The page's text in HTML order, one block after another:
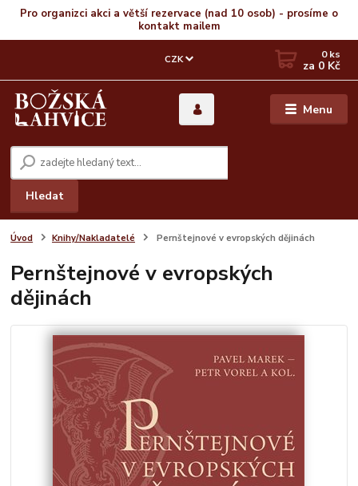
Pro organizci akci a větší rezervace (nad 10 osob) - prosíme o
kontakt mailem
Menu
CZK
Hledat
0ks
za 0 Kč
Úvod Knihy/Nakladatelé Pernštejnové v evropských dějinách
Pernštejnové v evropských
dějinách